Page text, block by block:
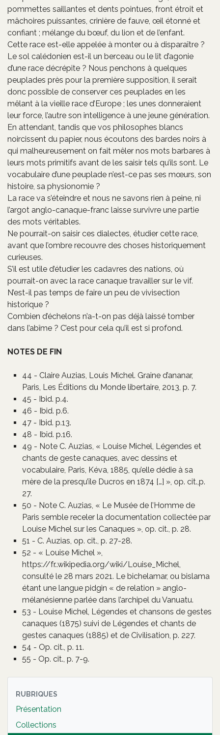
pommettes saillantes et dents pointues, front étroit et
mâchoires puissantes, crinière de fauve, œil étonné et
confiant ; mélange du bœuf, du lion et de l’enfant.
Cette race est-elle appelée à monter ou à disparaître ?
Le sol calédonien est-il un berceau ou le lit d’agonie
d’une race décrépite ? Nous penchons à quelques
peuplades près pour la première supposition, il serait
donc possible de conserver ces peuplades en les
mêlant à la vieille race d’Europe ; les unes donneraient
leur force, l’autre son intelligence à une jeune génération.
En attendant, tandis que vos philosophes blancs
noircissent du papier, nous écoutons des bardes noirs à
qui malheureusement on fait mêler nos mots barbares à
leurs mots primitifs avant de les saisir tels qu’ils sont. Le
vocabulaire d’une peuplade n’est-ce pas ses mœurs, son
histoire, sa physionomie ?
La race va s’éteindre et nous ne savons rien à peine, ni
l’argot anglo-canaque-franc laisse survivre une partie
des mots véritables.
Ne pourrait-on saisir ces dialectes, étudier cette race,
avant que l’ombre recouvre des choses historiquement
curieuses.
S’il est utile d’étudier les cadavres des nations, où
pourrait-on avec la race canaque travailler sur le vif.
N’est-il pas temps de faire un peu de vivisection
historique ?
Combien d’échelons n’a-t-on pas déjà laissé tomber
dans l’abîme ? C’est pour cela qu’il est si profond.
NOTES DE FIN
44 - Claire Auzias, Louis Michel. Graine d’ananar,
Paris, Les Éditions du Monde libertaire, 2013, p. 7.
45 - Ibid. p.4.
46 - Ibid. p.6.
47 - Ibid. p.13.
48 - Ibid. p.16.
49 - Note C. Auzias, « Louise Michel, Légendes et
chants de geste canaques, avec dessins et
vocabulaire, Paris, Kéva, 1885, qu’elle dédie à sa
mère de la presqu’île Ducros en 1874 […] », op. cit.,p.
27.
50 - Note C. Auzias, « Le Musée de l’Homme de
Paris semble receler la documentation collectée par
Louise Michel sur les Canaques », op. cit., p. 28.
51 - C. Auzias, op. cit., p. 27-28.
52 - « Louise Michel »,
https://fr..wikipedia.org/wiki/Louise_Michel,
consulté le 28 mars 2021. Le bichelamar, ou bislama
étant une langue pidgin « de relation » anglo-
mélanésienne parlée dans l’archipel du Vanuatu.
53 - Louise Michel, Légendes et chansons de gestes
canaques (1875) suivi de Légendes et chants de
gestes canaques (1885) et de Civilisation, p. 227.
54 - Op. cit., p. 11.
55 - Op. cit., p. 7-9.
RUBRIQUES
Présentation
Collections